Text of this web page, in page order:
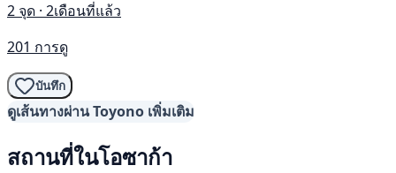
2 จุด · 2เดือนที่แล้ว
201 การดู
บันทึก
ดูเส้นทางผ่าน Toyono เพิ่มเติม
สถานที่ในโอซาก้า